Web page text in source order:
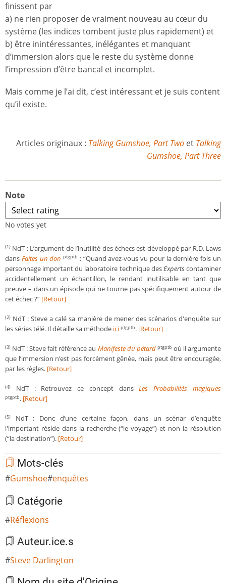
finissent par
a) ne rien proposer de vraiment nouveau au cœur du
système (les indices tombent juste plus rapidement) et
b) être inintéressantes, inélégantes et manquant
d’immersion alors que le reste du système donne
l’impression d’être bancal et incomplet.
Mais comme je l’ai dit, c’est intéressant et je suis content
qu’il existe.
Articles originaux : Talking Gumshoe, Part Two et Talking
Gumshoe, Part Three
Note
No votes yet
(1) NdT : L’argument de l’inutilité des échecs est développé par R.D. Laws
dans Faites un don ptgptb : “Quand avez-vous vu pour la dernière fois un
personnage important du laboratoire technique desExperts contaminer
accidentellement un échantillon, le rendant inutilisable en tant que
preuve – dans un épisode qui ne tourne pas spécifiquement autour de
cet échec ?” [Retour]
(2) NdT : Steve a calé sa manière de mener des scénarios d'enquête sur
les séries télé. Il détaille sa méthode ici ptgptb. [Retour]
(3) NdT : Steve fait référence au Manifeste du pétard ptgptb où il argumente
que l’immersion n’est pas forcément gênée, mais peut être encouragée,
par les règles. [Retour]
(4) NdT : Retrouvez ce concept dansLes Probabilités magiques
ptgptb. [Retour]
(5)
NdT : Donc d’une certaine façon, dans un scénar d’enquête
l'important réside dans la recherche (“le voyage”) et non la résolution
(“la destination”). [Retour]
Mots-clés
Gumshoe enquêtes
Catégorie
Réflexions
Auteur.ice.s
Steve Darlington